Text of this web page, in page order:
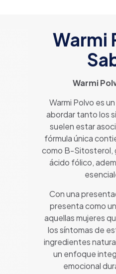
Warmi
Warmi
Warmi Polvo es
abordar tanto los
suelen estar
fórmula única
como B-Sitosterol,
ácido fólico,
Con una
presenta como
aquellas mujeres
los síntomas de
ingredientes
un enfoque
emocional